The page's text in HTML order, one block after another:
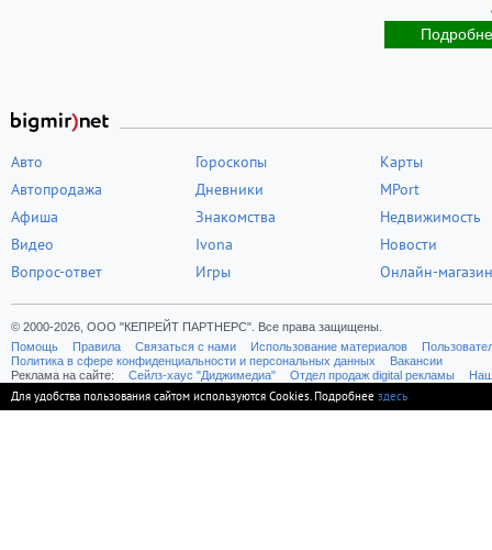
Авто
Автопродажа
Афиша
Видео
Вопрос-ответ
Гороскопы
Дневники
Знакомства
Ivona
Игры
Карты
MPort
Недвижимость
Новости
Онлайн-магазин
© 2000-2026, ООО "КЕПРЕЙТ ПАРТНЕРС". Все права защищены.
Помощь
Правила Связаться с нами Использование материалов
Политика в сфере конфиденциальности и персональных данных
Вакансии
Реклама на сайте:
Cейлз-хаус "Диджимедиа" Отдел продаж digital рекламы
Для удобства пользования сайтом используются Cookies. Подробнее здесь